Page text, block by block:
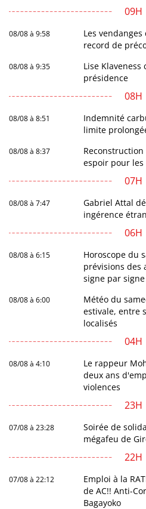
09H
08/08 à 9:58
Les
record de
08/08 à 9:35
Lise Klaveness
présidence
08H
08/08 à 8:51
Indemnité
limite
08/08 à 8:37
espoir pour les
07H
08/08 à 7:47
Gabriel Attal
ingérence
06H
08/08 à 6:15
Horoscope du
prévisions des
signe par signe
08/08 à 6:00
Météo du
estivale, entre
localisés
04H
08/08 à 4:10
Le rappeur
deux ans
violences
23H
07/08 à 23:28
Soirée de
mégafeu de
22H
07/08 à 22:12
Emploi à la
de AC!! Anti-
Bagayoko